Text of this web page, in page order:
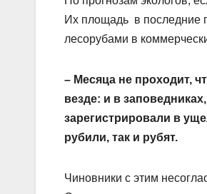
Их площадь в последние
лесорубами в
– Месяца не проходит,
везде: и в
зарегистрировали в
рубили, так и рубят.
Чиновники с этим